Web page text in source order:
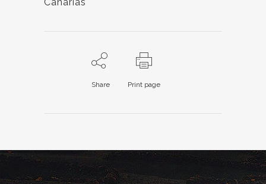
Share Print page